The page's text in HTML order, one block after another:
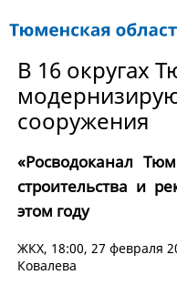
В 16 округах
сооружения
«Росводоканал
строительства и
этом году
ЖКХ, 18:00, 27 февраля
Ковалева